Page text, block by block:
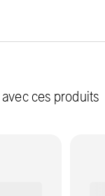
ces produits